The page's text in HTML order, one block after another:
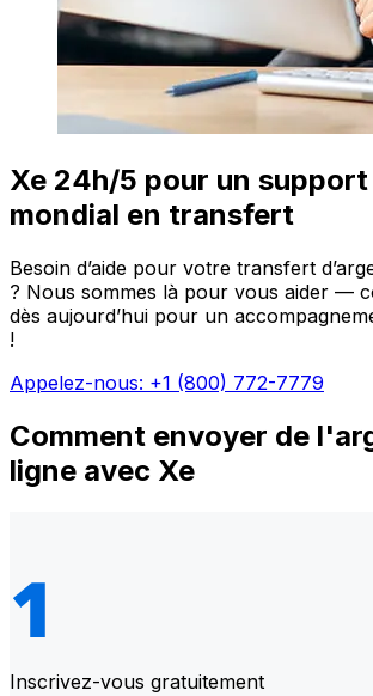
Xe 24h/5 pour un
mondial en transfert
Besoin d’aide pour votre transfert
? Nous sommes là pour vous aider —
dès aujourd’hui pour un
!
Appelez-nous: +1 (800) 772-7779
Comment envoyer de
ligne avec Xe
Inscrivez-vous gratuitement